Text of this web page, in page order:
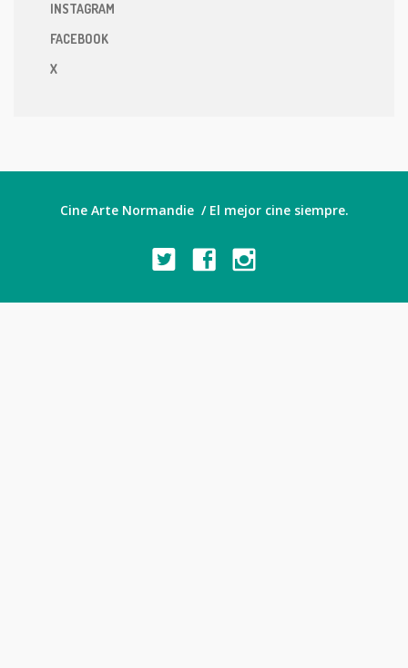
INSTAGRAM
FACEBOOK
X
Cine Arte Normandie / El mejor cine siempre.